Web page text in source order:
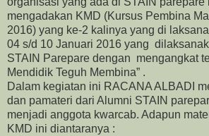
mengadakan KMD (Kursus Pembina
2016) yang ke-2 kalinya yang di
04 s/d 10 Januari 2016 yang
STAIN Parepare dengan mengangkat
Mendidik Teguh Membina” .
Dalam kegiatan ini RACANA ALBADI
dan pamateri dari Alumni STAIN
menjadi anggota kwarcab. Adapun
KMD ini diantaranya :